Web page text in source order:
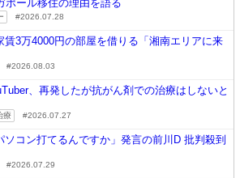
ポール移住の理由を語る
2026.07.28
賃3万4000円の部屋を借りる「湘南エリアに来
2026.08.03
、再発したが抗がん剤での治療はしないと
療 2026.07.27
ソコン打てるんですか」発言の前川D 批判殺到
2026.07.29